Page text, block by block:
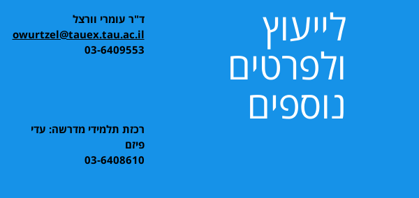
לייעוץ
ולפרטים
נוספים
ד"ר עומרי וורצל
owurtzel@tauex.tau.ac.il
03-6409553
רכזת תלמידי מדרשה: עדי
פיזם
03-6408610